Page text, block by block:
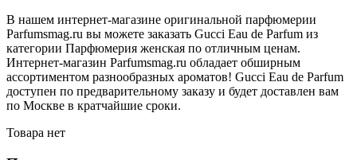
В нашем интернет-магазине оригинальной парфюмерии
Parfumsmag.ru вы можете заказать Gucci Eau de Parfum из
категории Парфюмерия женская по отличным ценам.
Интернет-магазин Parfumsmag.ru обладает обширным
ассортиментом разнообразных ароматов! Gucci Eau de Parfum
доступен по предварительному заказу и будет доставлен вам
по Москве в кратчайшие сроки.
Товара нет